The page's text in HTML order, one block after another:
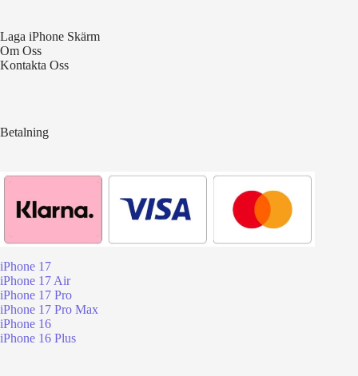
Laga iPhone Skärm
Om Oss
Kontakta Oss
Betalning
iPhone 17
iPhone 17 Air
iPhone 17 Pro
iPhone 17 Pro Max
iPhone 16
iPhone 16 Plus